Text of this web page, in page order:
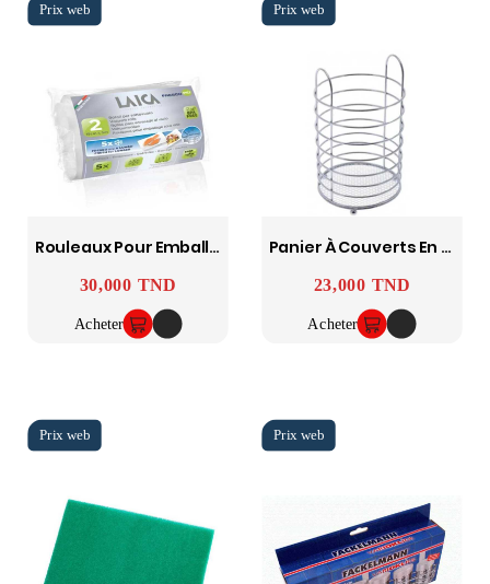
Rouleaux Pour Emballage Sous Vide VT35052 2 Rouleaux 28 X 3 Cm LAICA
Prix
30,000 TND
Acheter
Panier À Couverts En Acier Chromé - FACKELMANN
Prix
23,000 TND
Acheter